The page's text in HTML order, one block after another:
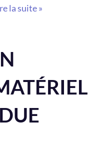
la suite »